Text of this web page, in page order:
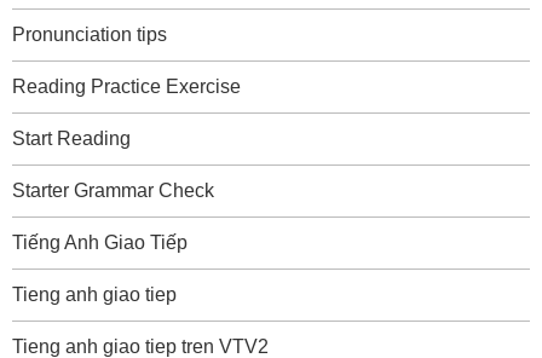
Pronunciation tips
Reading Practice Exercise
Start Reading
Starter Grammar Check
Tiếng Anh Giao Tiếp
Tieng anh giao tiep
Tieng anh giao tiep tren VTV2